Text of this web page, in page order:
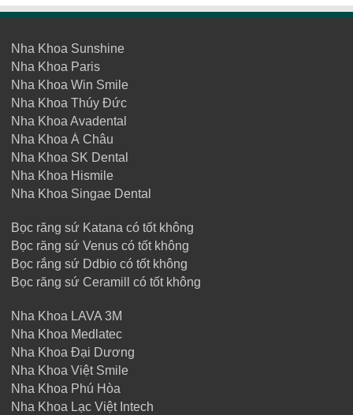
Nha Khoa Sunshine
Nha Khoa Paris
Nha Khoa Win Smile
Nha Khoa Thúy Đức
Nha Khoa Avadental
Nha Khoa Á Châu
Nha Khoa SK Dental
Nha Khoa Hismile
Nha Khoa Singae Dental
Bọc răng sứ Katana có tốt không
Bọc răng sứ Venus có tốt không
Bọc rắng sứ Ddbio có tốt không
Bọc răng sứ Ceramill có tốt không
Nha Khoa LAVA 3M
Nha Khoa Medlatec
Nha Khoa Đại Dương
Nha Khoa Việt Smile
Nha Khoa Phú Hòa
Nha Khoa Lạc Việt Intech